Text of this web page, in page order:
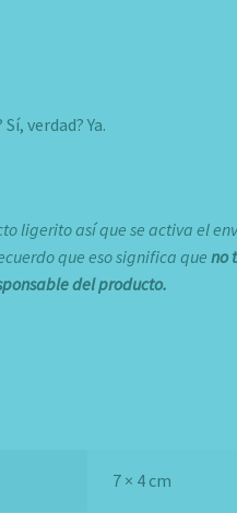
verdad? Ya.
ligerito así que se activa el
que eso significa queno
del producto.
7 × 4 cm